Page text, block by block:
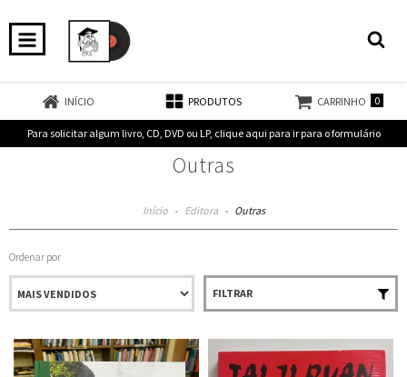
INÍCIO PRODUTOS CARRINHO 0
Para solicitar algum livro, CD, DVD ou LP, clique aqui para ir para o formulário
Outras
Início - Editora - Outras
Ordenar por
FILTRAR